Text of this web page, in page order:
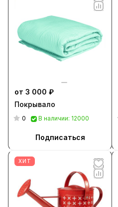
от 3 000 ₽
Покрывало
0 В наличии: 12000
Подписаться
ХИТ